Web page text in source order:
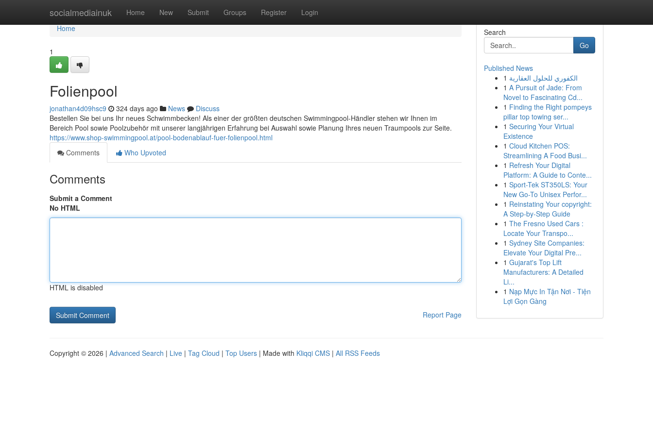
socialmediainuk Home New Submit Groups Register Login
Home
Home
1
Folienpool
jonathan4d09hsc9 324 days ago News
Discuss
Bestellen Sie bei uns Ihr neues Schwimmbecken! Als einer der größten deutschen Swimmingpool-Händler stehen wir Ihnen im
Bereich Pool sowie Poolzubehör mit unserer langjährigen Erfahrung bei Auswahl sowie Planung Ihres neuen Traumpools zur Seite.
https://www.shop-swimmingpool.at/pool-bodenablauf-fuer-folienpool.html
Comments
Who Upvoted
Comments
Submit a Comment
No HTML
HTML is disabled
Report Page
Search
Go
Published News
1 الكفوري للحلول العقارية
1 A Pursuit of Jade: From
Novel to Fascinating Cd...
1 Finding the Right pompeys
pillar top towing ser...
1 Securing Your Virtual
Existence
1 Cloud Kitchen POS:
Streamlining A Food Busi...
1 Refresh Your Digital
Platform: A Guide to Conte...
1 Sport-Tek ST350LS: Your
New Go-To Unisex Perfor...
1 Reinstating Your copyright:
A Step-by-Step Guide
1 The Fresno Used Cars :
Locate Your Transpo...
1 Sydney Site Companies:
Elevate Your Digital Pre...
1 Gujarat's Top Lift
Manufacturers: A Detailed
Li...
1 Nạp Mực In Tận Nơi - Tiện
Lợi Gọn Gàng
Copyright © 2026 | Advanced Search | Live | Tag Cloud | Top Users | Made with Kliqqi CMS | All RSS Feeds